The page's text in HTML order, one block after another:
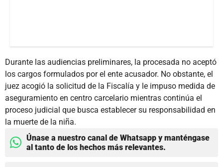
Durante las audiencias preliminares, la procesada no aceptó
los cargos formulados por el ente acusador. No obstante, el
juez acogió la solicitud de la Fiscalía y le impuso medida de
aseguramiento en centro carcelario mientras continúa el
proceso judicial que busca establecer su responsabilidad en
la muerte de la niña.
Únase a nuestro canal de Whatsapp y manténgase
al tanto de los hechos más relevantes.